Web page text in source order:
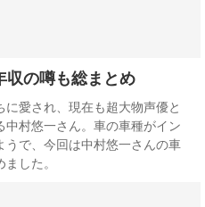
収の噂も総まとめ
愛され、現在も超大物声優と
中村悠一さん。車の車種がイン
うで、今回は中村悠一さんの車
した。